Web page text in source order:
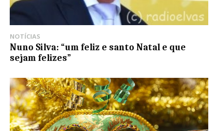
NOTÍCIAS
Nuno Silva: “um feliz e santo Natal e que
sejam felizes”